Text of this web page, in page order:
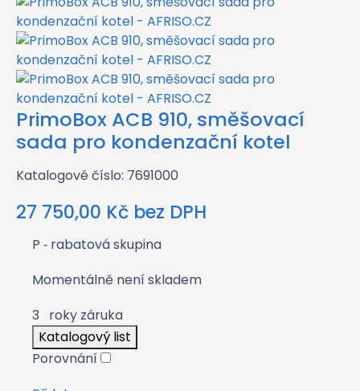
PrimoBox ACB 910, směšovací
sada pro kondenzační kotel
Katalogové číslo: 7691000
27 750,00 Kč bez DPH
P ‑ rabatová skupina
Momentálně není skladem
3
roky záruka
Katalogový list
Porovnání